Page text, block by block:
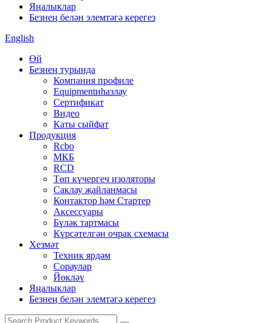
Яңалыклар
Безнең белән элемтәгә керегез
English
Өй
Безнең турында
Компания профиле
Equipmentиһазлау
Сертификат
Видео
Каты сыйфат
Продукция
Rcbo
МКБ
RCD
Төп күчергеч изоляторы
Саклау җайланмасы
Контактор һәм Стартер
Аксессуары
Бүләк тартмасы
Күрсәтелгән очрак схемасы
Хезмәт
Техник ярдәм
Сораулар
Йөкләү
Яңалыклар
Безнең белән элемтәгә керегез